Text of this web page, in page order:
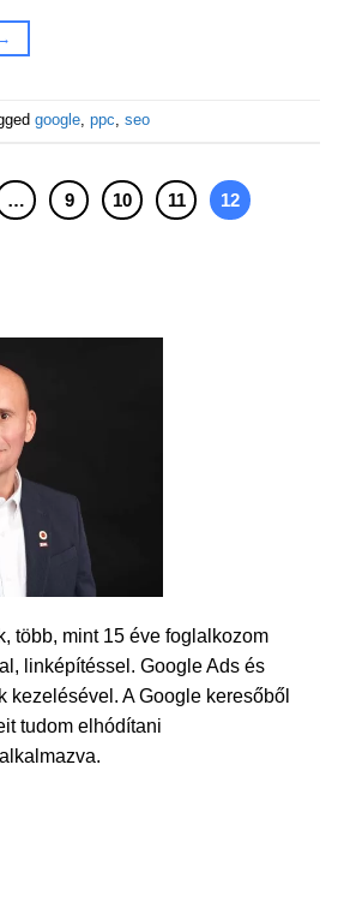
→
google ppc seo
… 9 10 11 12
több, mint 15 éve foglalkozom
linképítéssel. Google Ads és
kezelésével. A Google keresőből
tudom elhódítani